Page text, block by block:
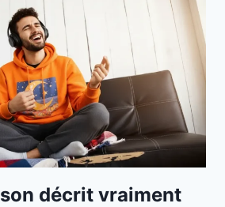
décrit vraiment